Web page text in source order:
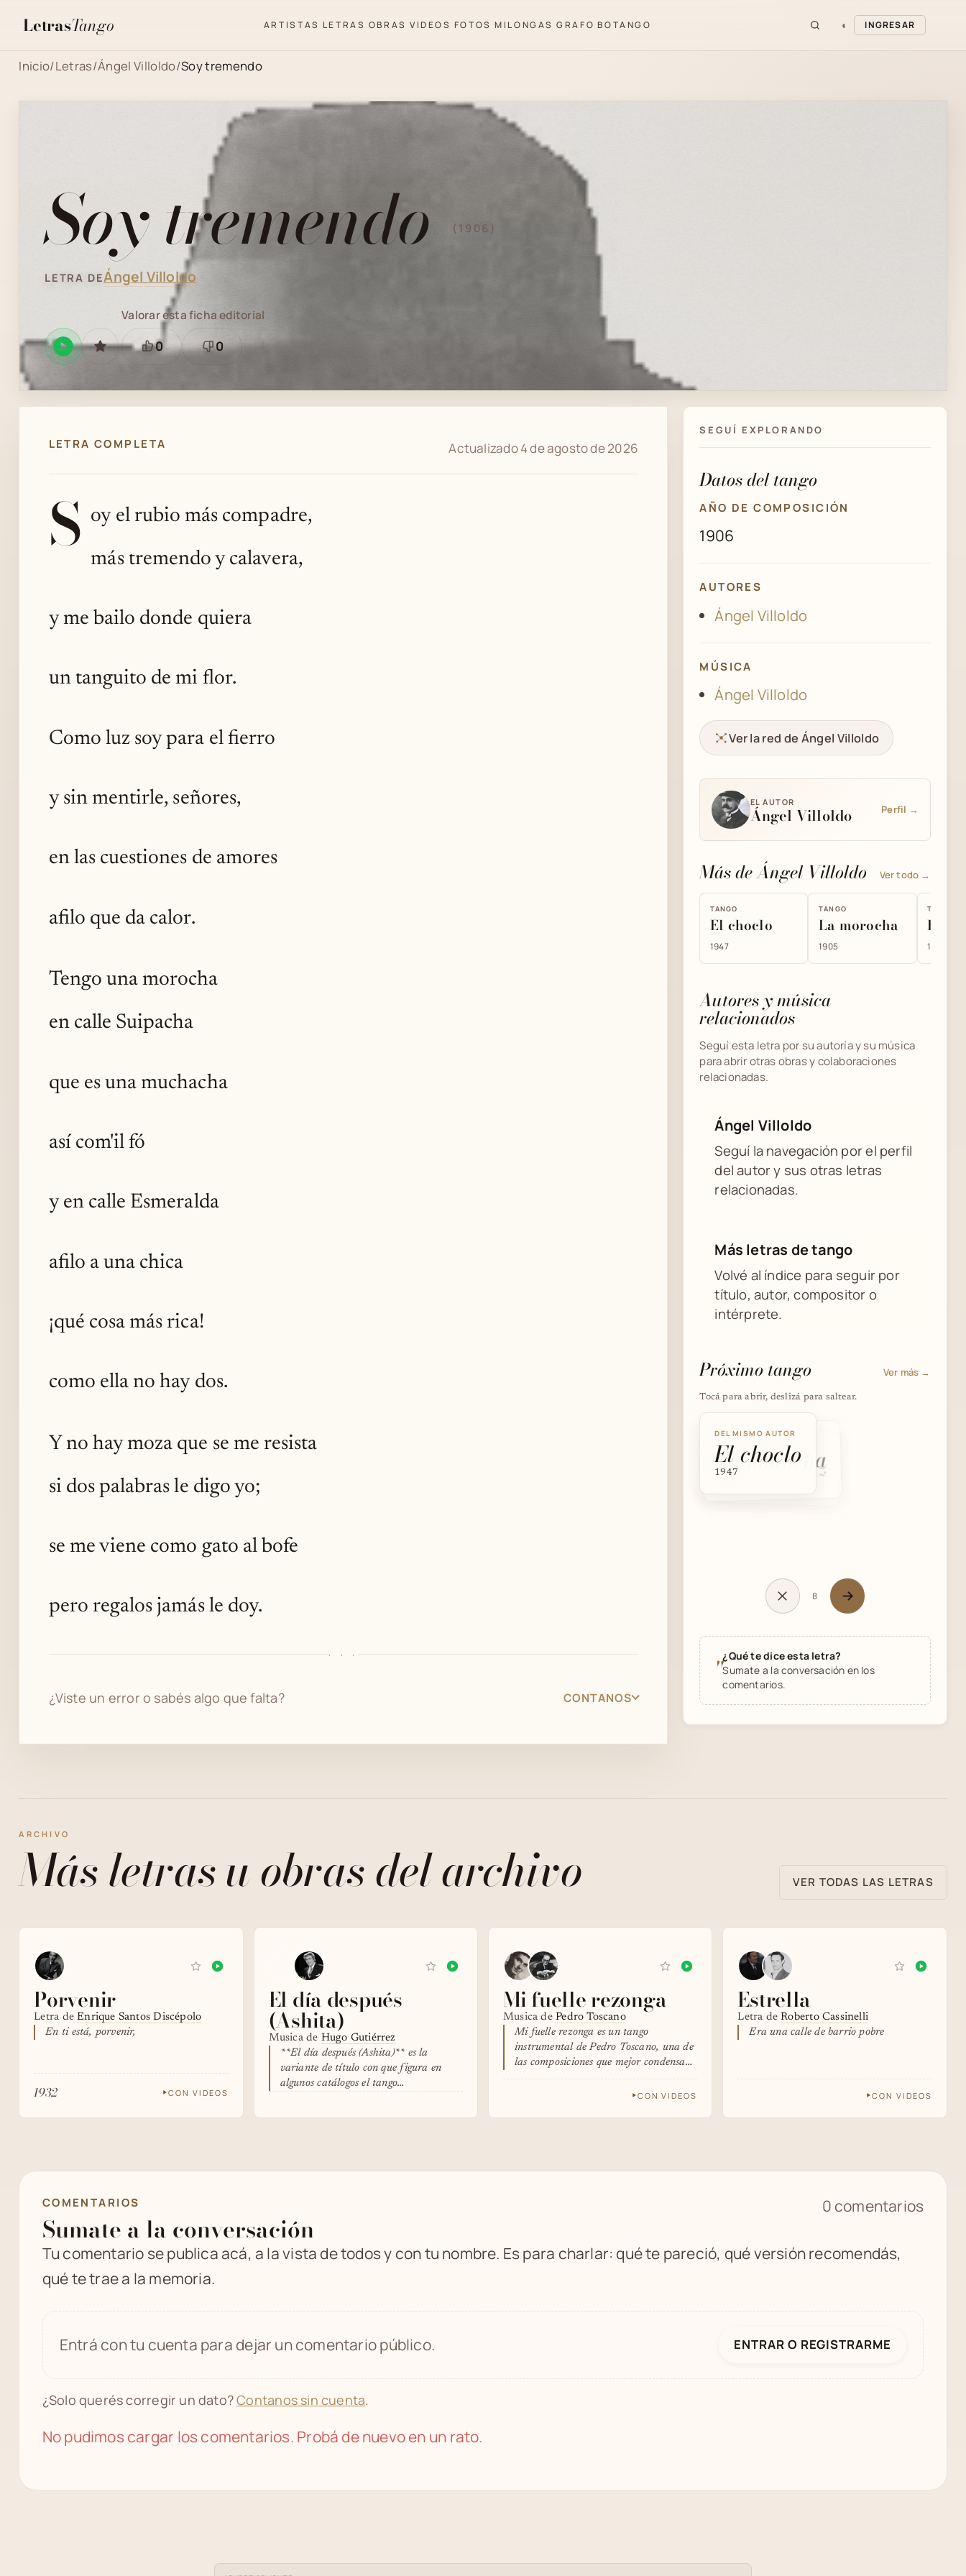
LetrasTango ARTISTAS LETRAS OBRAS VIDEOS FOTOS MILONGAS GRAFO BOTANGO ◐ INGRESAR
Inicio/Letras/Ángel Villoldo/Soy tremendo
Soy tremendo (1906)
LETRA DEÁngel Villoldo
Reproducir
Spotify
GUARDAR
Valorar esta ficha editorial
Está
0
Necesita
0
LETRA COMPLETA Actualizado 4 de agosto de 2026
S oy el rubio más compadre,
más tremendo y calavera,
y me bailo donde quiera
un tanguito de mi flor.
Como luz soy para el fierro
y sin mentirle, señores,
en las cuestiones de amores
afilo que da calor.
Tengo una morocha
en calle Suipacha
que es una muchacha
así com'il fó
y en calle Esmeralda
afilo a una chica
¡qué cosa más rica!
como ella no hay dos.
Y no hay moza que se me resista
si dos palabras le digo yo;
se me viene como gato al bofe
pero regalos jamás le doy.
· · ·
¿Viste un error o sabés algo que falta? CONTANOS
SEGUÍ EXPLORANDO
Datos del tango
AÑO DE COMPOSICIÓN
1906
AUTORES
Ángel Villoldo
MÚSICA
Ángel Villoldo
Ver la red de Ángel Villoldo
EL AUTOR
Ángel Villoldo Perfil →
Más de Ángel Villoldo Ver todo →
TANGO
El choclo
1947
TANGO
La morocha
1905
TANGO
El
1913
Autores y música
relacionados
Seguí esta letra por su autoría y su música
para abrir otras obras y colaboraciones
relacionadas.
Ángel Villoldo
Seguí la navegación por el perfil
del autor y sus otras letras
relacionadas.
Más letras de tango
Volvé al índice para seguir por
título, autor, compositor o
intérprete.
Próximo tango Ver más →
Tocá para abrir, deslizá para saltear.
DEL MISMO AUTOR
El choclo
1947
La morocha
DEL MISMO AUTOR
El Cachafaz
8
"¿Qué te dice esta letra?
Sumate a la conversación en los
comentarios.
ARCHIVO
Más letras u obras del archivo VER TODAS LAS LETRAS
Porvenir
Letra deEnrique Santos Discépolo
En ti está, porvenir,
1932 CON VIDEOS
El día después
(Ashita)
Musica de Hugo Gutiérrez
**El día después (Ashita)** es la
variante de título con que figura en
algunos catálogos el tango…
Mi fuelle rezonga
Musica dePedro Toscano
Mi fuelle rezonga es un tango
instrumental de Pedro Toscano, una de
las composiciones que mejor condensan
CON VIDEOS
Estrella
Letra deRoberto Cassinelli
Era una calle de barrio pobre
CON VIDEOS
COMENTARIOS
Sumate a la conversación
0 comentarios
Tu comentario se publica acá, a la vista de todos y con tu nombre. Es para charlar: qué te pareció, qué versión recomendás,
qué te trae a la memoria.
Entrá con tu cuenta para dejar un comentario público. ENTRAR O REGISTRARME
¿Solo querés corregir un dato?Contanos sin cuenta.
No pudimos cargar los comentarios. Probá de nuevo en un rato.